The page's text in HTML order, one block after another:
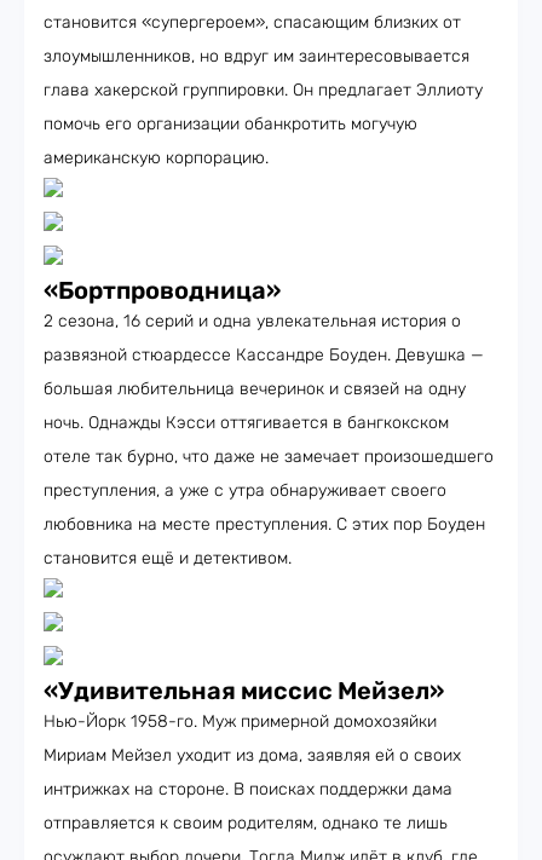
становится «супергероем», спасающим близких от
злоумышленников, но вдруг им заинтересовывается
глава хакерской группировки. Он предлагает Эллиоту
помочь его организации обанкротить могучую
американскую корпорацию.
«Бортпроводница»
2 сезона, 16 серий и одна увлекательная история о
развязной стюардессе Кассандре Боуден. Девушка —
большая любительница вечеринок и связей на одну
ночь. Однажды Кэсси оттягивается в бангкокском
отеле так бурно, что даже не замечает произошедшего
преступления, а уже с утра обнаруживает своего
любовника на месте преступления. С этих пор Боуден
становится ещё и детективом.
«Удивительная миссис Мейзел»
Нью-Йорк 1958-го. Муж примерной домохозяйки
Мириам Мейзел уходит из дома, заявляя ей о своих
интрижках на стороне. В поисках поддержки дама
отправляется к своим родителям, однако те лишь